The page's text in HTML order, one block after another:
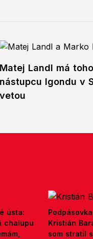
Matej Landl má
nástupcu Igondu v
vetou
ústa:
chalupu
Kristián
som stratil